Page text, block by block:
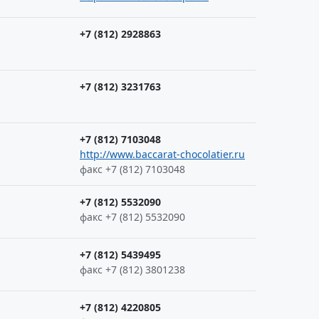
+7 (812) 2928863
+7 (812) 3231763
+7 (812) 7103048
http://www.baccarat-chocolatier.ru
факс +7 (812) 7103048
+7 (812) 5532090
факс +7 (812) 5532090
+7 (812) 5439495
факс +7 (812) 3801238
+7 (812) 4220805